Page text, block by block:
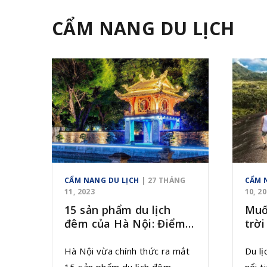
Chính phủ Việt Nam xếp hạng
Di tích Quốc gia Đặc biệt tại
ngày 12/8/2009.
CẨM NANG DU LỊCH
CẨM NANG DU LỊCH | 27 THÁNG
11, 2023
15 sản phẩm du lịch
đêm của Hà Nội: Điểm
cảm
Hà Nội vừa chính thức ra mắt
CẨM
10,
trời
Voi
Du